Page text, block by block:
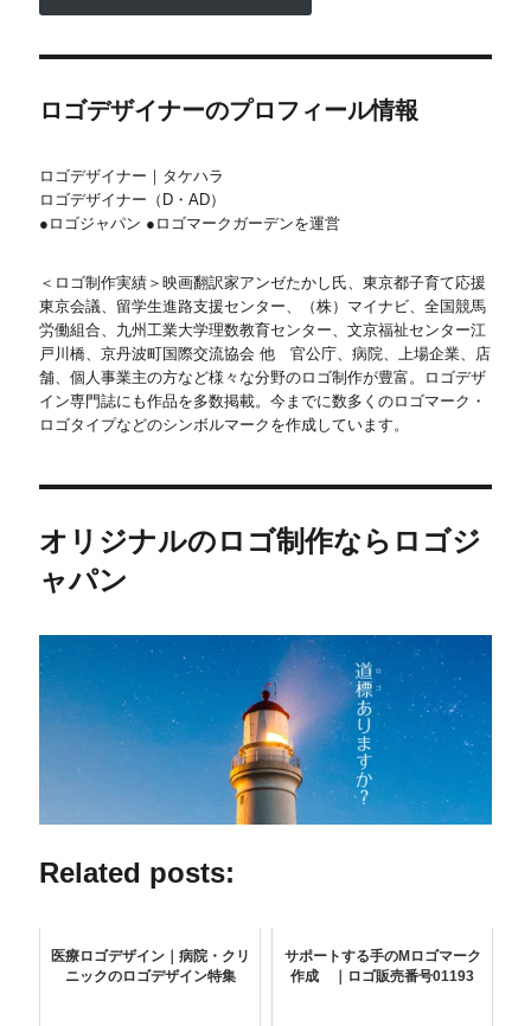
ロゴデザイナーのプロフィール情報
ロゴデザイナー｜タケハラ
ロゴデザイナー（D・AD）
●ロゴジャパン ●ロゴマークガーデンを運営
＜ロゴ制作実績＞映画翻訳家アンゼたかし氏、東京都子育て応援
東京会議、留学生進路支援センター、（株）マイナビ、全国競馬
労働組合、九州工業大学理数教育センター、文京福祉センター江
戸川橋、京丹波町国際交流協会 他 官公庁、病院、上場企業、店
舗、個人事業主の方など様々な分野のロゴ制作が豊富。ロゴデザ
イン専門誌にも作品を多数掲載。今までに数多くのロゴマーク・
ロゴタイプなどのシンボルマークを作成しています。
オリジナルのロゴ制作ならロゴジ
ャパン
Related posts:
医療ロゴデザイン｜病院・クリ
ニックのロゴデザイン特集
サポートする手のMロゴマーク
作成 ｜ロゴ販売番号01193